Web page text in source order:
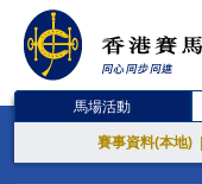
馬場活動
賽事資料(本地)